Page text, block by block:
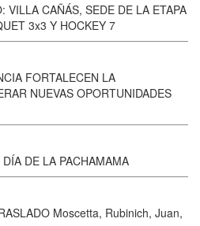
VILLA CAÑÁS, SEDE DE LA ETAPA
3x3 Y HOCKEY 7
FORTALECEN LA
NUEVAS OPORTUNIDADES
DE LA PACHAMAMA
Moscetta, Rubinich, Juan,